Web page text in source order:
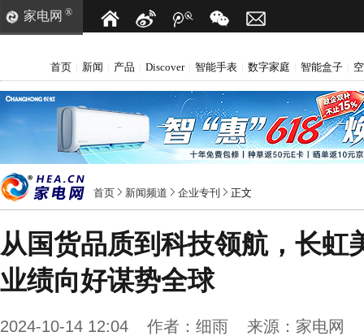
家电网 ®
首页 新闻 产品 Discover 智能手表 数字家庭 智能盒子
首页 新闻频道 企业专刊 正文
从国货品质到科技领航，长虹
业绩向好谋势全球
2024-10-14 12:04 作者： 细雨 来源： 家电网